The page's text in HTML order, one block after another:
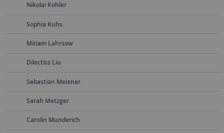
Nikolai Kohler
Sophia Kuhs
Miriam Lahrsow
Dilectiss Liu
Sebastian Meixner
Sarah Metzger
Carolin Munderich